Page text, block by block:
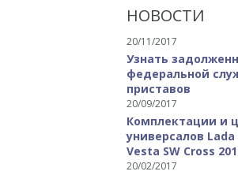
НОВОСТИ
20/11/2017
Узнать
федеральной
приставов
20/09/2017
Комплектации и
универсалов Lada
Vesta SW Cross
20/02/2017